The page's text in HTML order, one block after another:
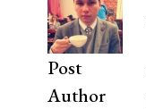
Post
Author